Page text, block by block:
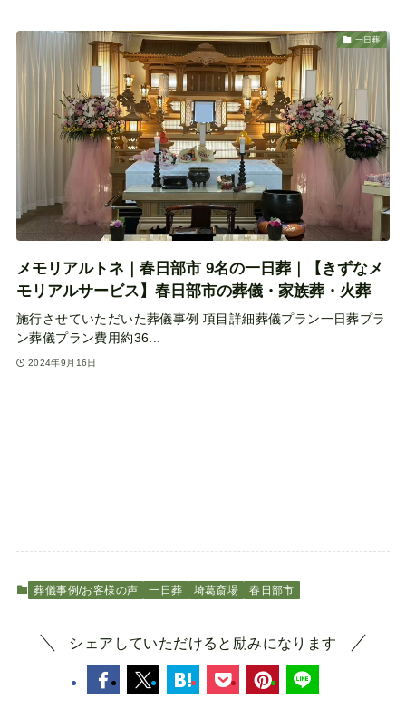
一日葬
メモリアルトネ｜春日部市 9名の一日葬｜【きずなメ
モリアルサービス】春日部市の葬儀・家族葬・火葬
施行させていただいた葬儀事例 項目詳細葬儀プラン一日葬プラ
ン葬儀プラン費用約36...
2024年9月16日
葬儀事例/お客様の声 一日葬 埼葛斎場 春日部市
シェアしていただけると励みになります